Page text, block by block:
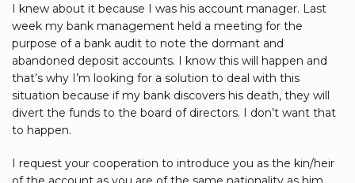
I knew about it because I was his account manager. Last
week my bank management held a meeting for the
purpose of a bank audit to note the dormant and
abandoned deposit accounts. I know this will happen and
that’s why I’m looking for a solution to deal with this
situation because if my bank discovers his death, they will
divert the funds to the board of directors. I don’t want that
to happen.
I request your cooperation to introduce you as the kin/heir